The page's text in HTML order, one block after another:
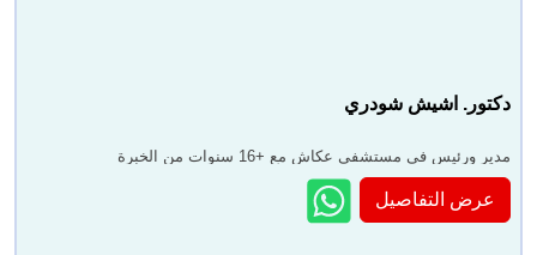
دكتور. اشيش شودري
مدير ورئيس في مستشفى عكاش مع +16 سنوات من الخبرة
عرض التفاصيل